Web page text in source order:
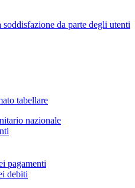
da parte degli utenti
tabellare
nazionale
pagamenti
debiti